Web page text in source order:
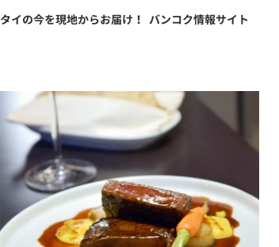
タイの今を現地からお届け！ バンコク情報サイト